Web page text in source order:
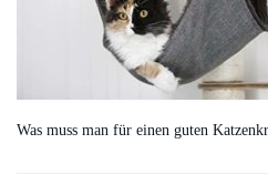
Was muss man für einen guten